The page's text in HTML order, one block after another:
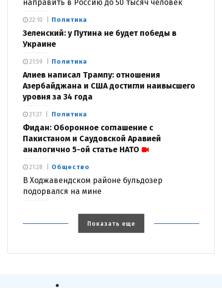
направить в Россию до 50 тысяч человек
Политика
Зеленский: у Путина не будет победы в
Украине
22:10
Политика
Алиев написал Трампу: отношения
Азербайджана и США достигли наивысшего
уровня за 34 года
21:59
Политика
Фидан: Оборонное соглашение с
Пакистаном и Саудовской Аравией
аналогично 5-ой статье НАТО
21:37
Общество
В Ходжавендском районе бульдозер
подорвался на мине
21:28
Показать еще